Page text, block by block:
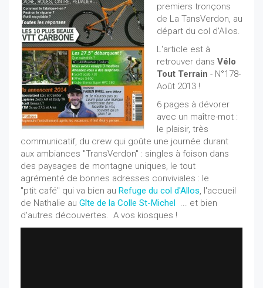
premiers tronçons
de La TansVerdon, au
départ du col d'Allos.
L'article est à
retrouver dans Vélo
Tout Terrain - N°178-
Août 2013 !
6 pages à dévorer
avec un maître-mot :
le plaisir, très
communicatif, du crew qui goûte une journée durant
aux ambiances "TransVerdon" : singles à foison dans
des paysages de montagne uniques, le tout
agrémenté de bonnes adresses conviviales : le
"ptit café" qui va bien au Refuge du col d'Allos, l'accueil
de Nathalie au Gîte de la Colle St-Michel ... et bien
d'autres découvertes. A vos kiosques !